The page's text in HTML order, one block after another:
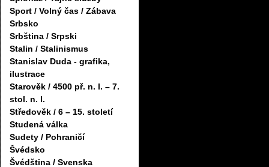
Sport / Volný čas / Zábava
Srbsko
Srbština / Srpski
Stalin / Stalinismus
Stanislav Duda - grafika,
ilustrace
Starověk / 4500 př. n. l. – 7.
stol. n. l.
Středověk / 6 – 15. století
Studená válka
Sudety / Pohraničí
Švédsko
Švédština / Svenska